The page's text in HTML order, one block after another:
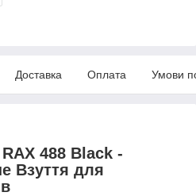
Доставка Оплата Умови
RAX 488 Black -
Взуття для